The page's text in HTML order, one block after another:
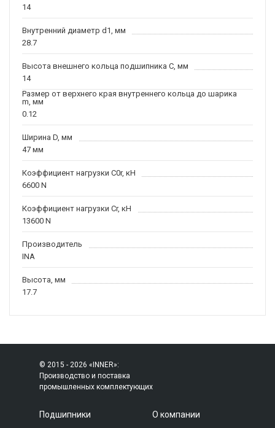
14
Внутренний диаметр d1, мм
28.7
Высота внешнего кольца подшипника C, мм
14
Размер от верхнего края внутреннего кольца до шарика
m, мм
0.12
Ширина D, мм
47 мм
Коэффициент нагрузки C0r, кН
6600 N
Коэффициент нагрузки Cr, кН
13600 N
Производитель
INA
Высота, мм
17.7
© 2015 - 2026 «INNER»:
Производство и поставка
промышленных комплектующих
Подшипники
О компании